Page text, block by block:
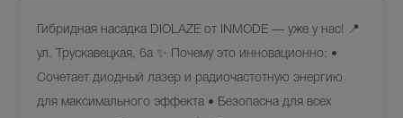
Гибридная насадка DIOLAZE от INMODE — уже у нас! 📍
ул. Трускавецкая, 6а ✨ Почему это инновационно: •
Сочетает диодный лазер и радиочастотную энергию
для максимального эффекта • Безопасна для всех